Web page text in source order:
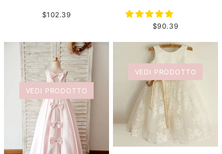
$102.39
$90.39
VEDI PRODOTTO
VEDI PRODOTTO